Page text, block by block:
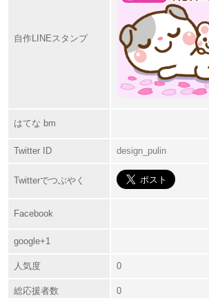
自作LINEスタンプ
はてな bm
Twitter ID design_pulin
Twitterでつぶやく
Facebook
google+1
人気度 0
総応援者数 0